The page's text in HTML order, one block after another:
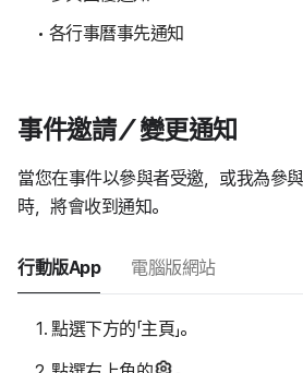
各行事曆事先通知
事件邀請／變更通知
當您在事件以參與者受邀，或我為參
時，將會收到通知。
行動版App 電腦版網站
點選下方的「主頁」。